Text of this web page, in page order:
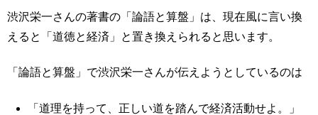
渋沢栄一さんの著書の「論語と算盤」は、現在風に言い換
えると「道徳と経済」と置き換えられると思います。
「論語と算盤」で渋沢栄一さんが伝えようとしているのは
「道理を持って、正しい道を踏んで経済活動せよ。」